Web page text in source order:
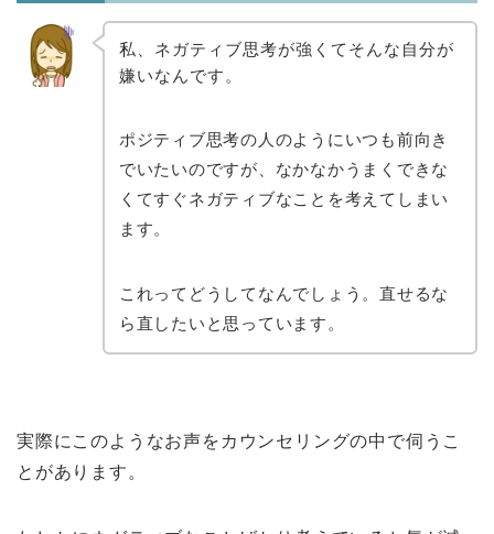
私、ネガティブ思考が強くてそんな自分が
嫌いなんです。
ポジティブ思考の人のようにいつも前向き
でいたいのですが、なかなかうまくできな
くてすぐネガティブなことを考えてしまい
ます。
これってどうしてなんでしょう。直せるな
ら直したいと思っています。
実際にこのようなお声をカウンセリングの中で伺うこ
とがあります。